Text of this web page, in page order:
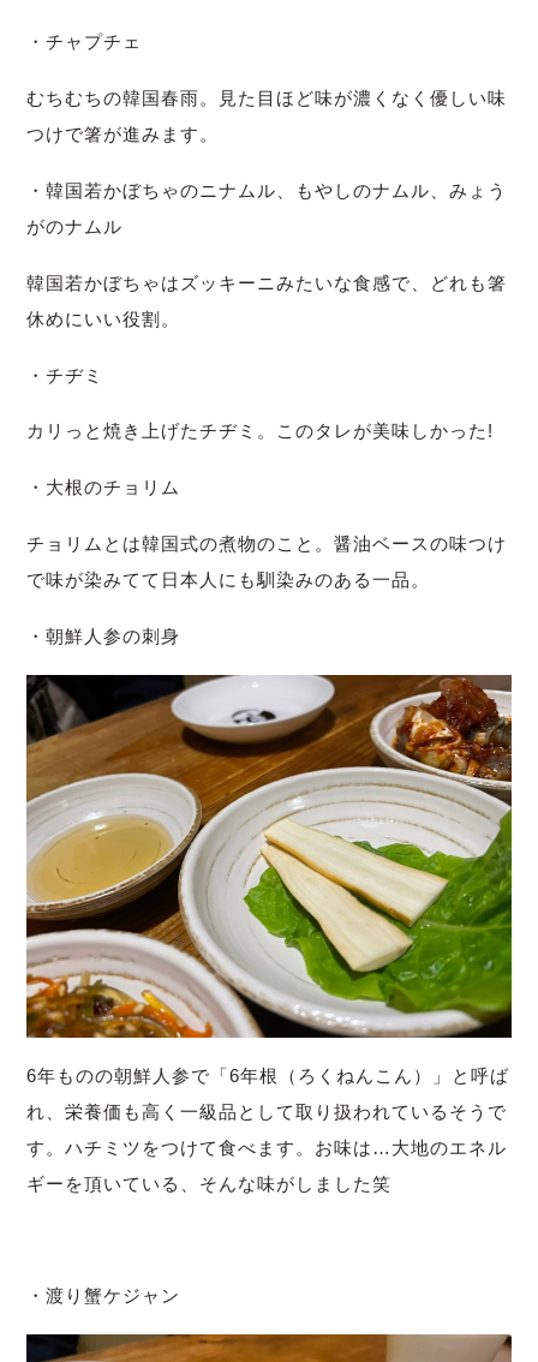
・チャプチェ
むちむちの韓国春雨。見た目ほど味が濃くなく優しい味
つけで箸が進みます。
・韓国若かぼちゃのニナムル、もやしのナムル、みょう
がのナムル
韓国若かぼちゃはズッキーニみたいな食感で、どれも箸
休めにいい役割。
・チヂミ
カリっと焼き上げたチヂミ。このタレが美味しかった!
・大根のチョリム
チョリムとは韓国式の煮物のこと。醤油ベースの味つけ
で味が染みてて日本人にも馴染みのある一品。
・朝鮮人参の刺身
6年ものの朝鮮人参で「6年根（ろくねんこん）」と呼ば
れ、栄養価も高く一級品として取り扱われているそうで
す。ハチミツをつけて食べます。お味は…大地のエネル
ギーを頂いている、そんな味がしました笑
・渡り蟹ケジャン